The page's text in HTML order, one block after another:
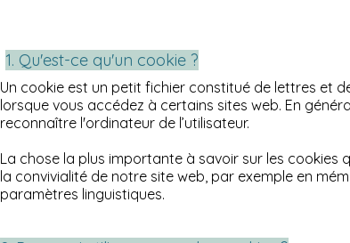
1. Qu'est-ce qu'un cookie ?
Un cookie est un petit fichier constitué de lettres et
lorsque vous accédez à certains sites web. En
reconnaître l'ordinateur de l’utilisateur.
La chose la plus importante à savoir sur les cookies
la convivialité de notre site web, par exemple en
paramètres linguistiques.